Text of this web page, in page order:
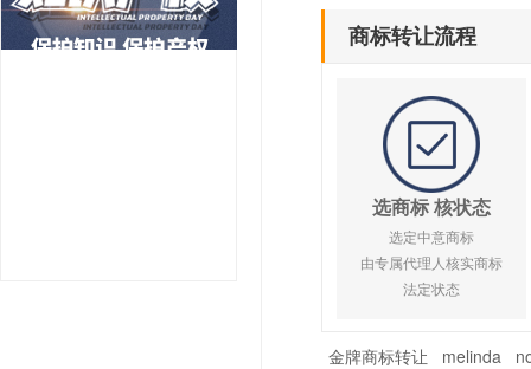
商标转让流程
选商标 核状态
选定中意商标
由专属代理人核实商标
法定状态
金牌商标转让 melinda